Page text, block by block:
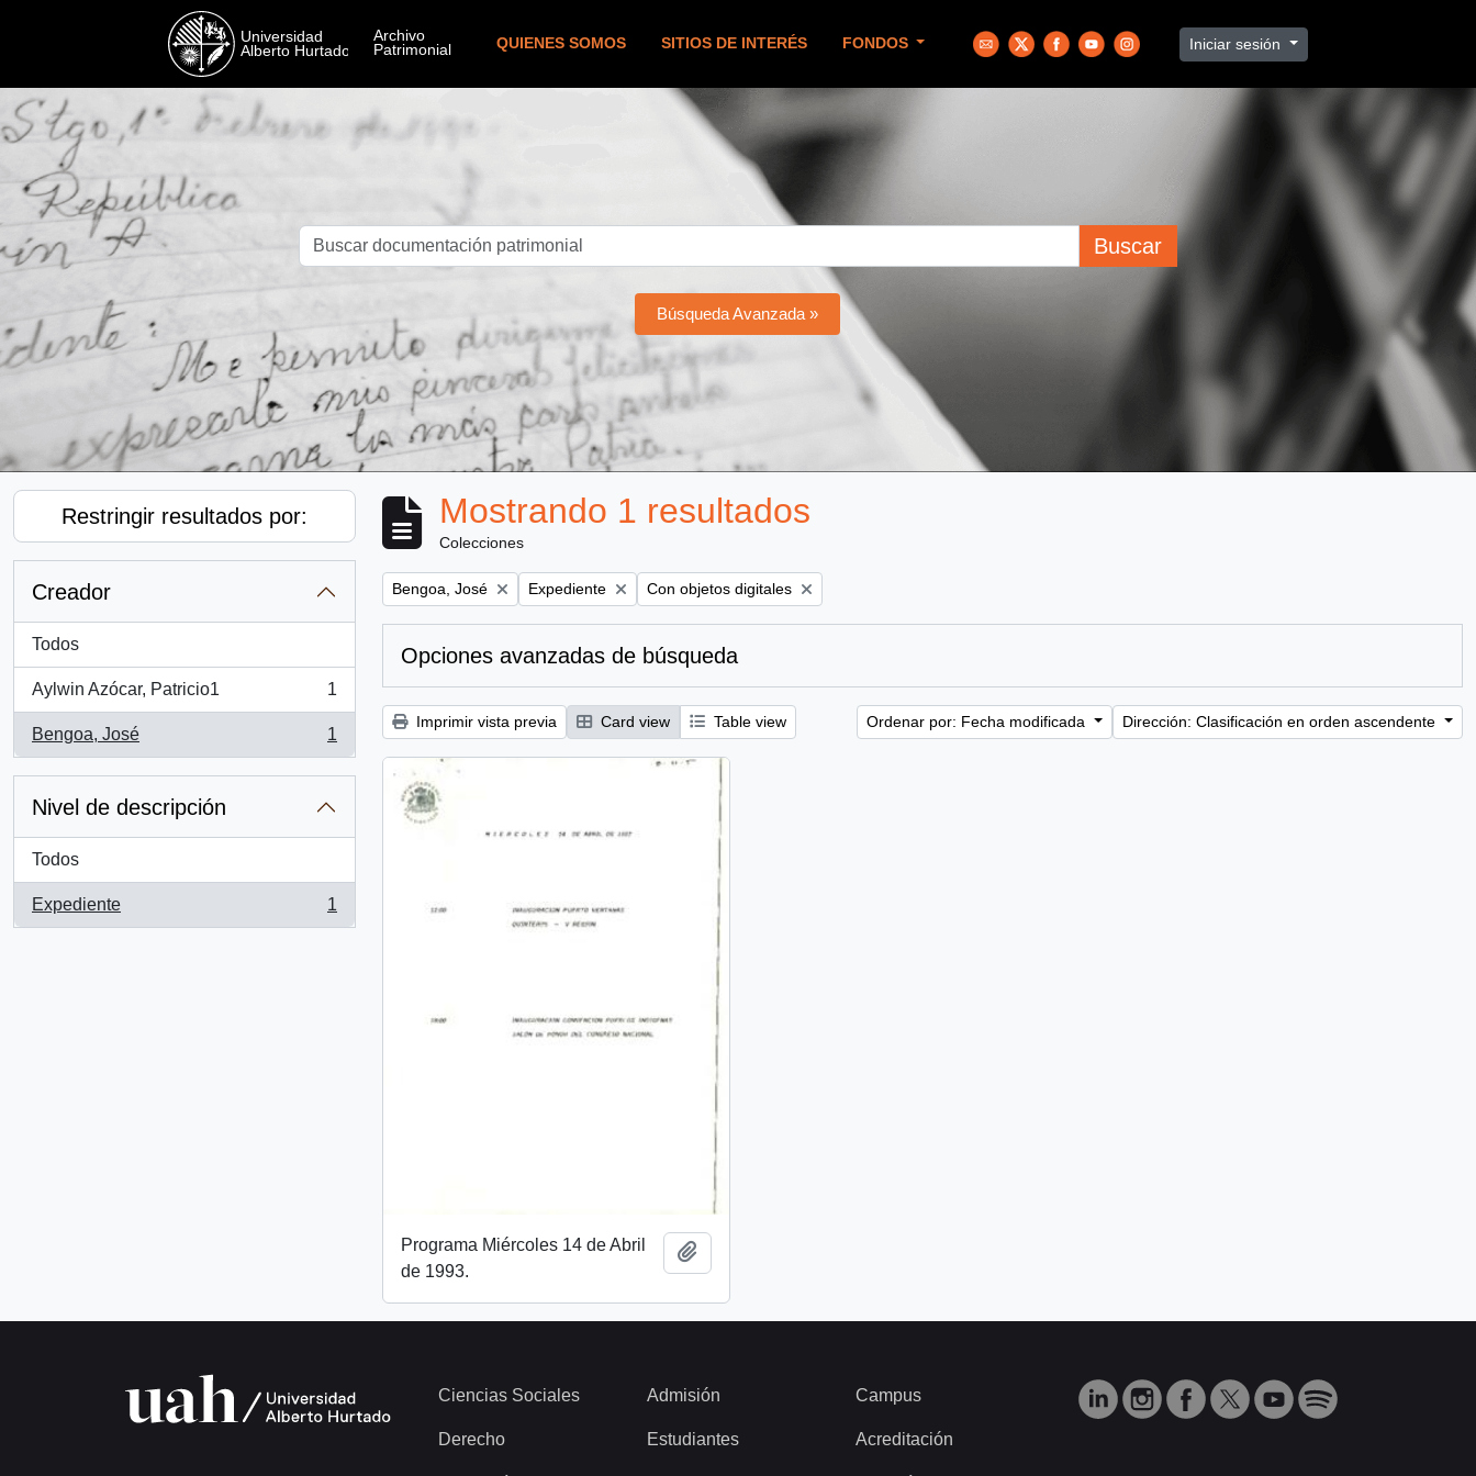
QUIENES SOMOS SITIOS DE INTERÉS FONDOS Iniciar sesión
Buscar
Búsqueda Avanzada »
Restringir resultados por:
Creador
Todos
Aylwin Azócar, Patricio1
, 1 resultados
1
Bengoa, José
, 1 resultados
1
Nivel de descripción
Todos
Expediente
, 1 resultados
1
Mostrando 1 resultados
Colecciones
Remove filter:
Bengoa, José Remove filter:
Expediente Remove filter:
Con objetos digitales
Opciones avanzadas de búsqueda
Imprimir vista previa Card view Table view Ordenar por: Fecha modificada Dirección: Clasificación en orden ascendente
Programa Miércoles 14 de Abril
de 1993.
Ciencias Sociales
Derecho
Admisión
Estudiantes
Campus
Acreditación